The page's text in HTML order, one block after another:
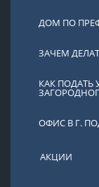
ДОМ ПО
ЗАЧЕМ
КАК ПОДАТЬ
ОФИС В Г.
АКЦИИ